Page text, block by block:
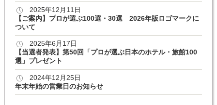
2025年12月11日
【ご案内】プロが選ぶ100選・30選 2026年版ロゴマークに
ついて
2025年6月17日
【当選者発表】第50回「プロが選ぶ日本のホテル・旅館100
選」プレゼント
2024年12月25日
年末年始の営業日のお知らせ